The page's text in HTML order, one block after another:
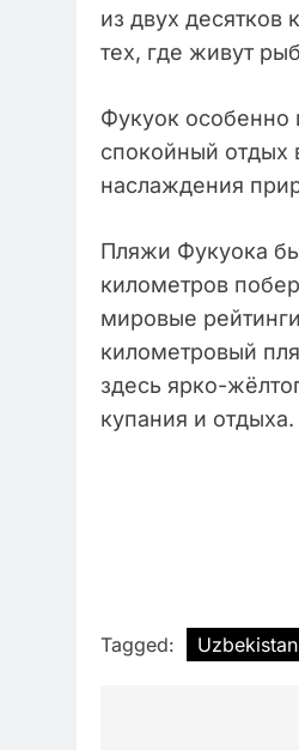
из двух
тех, где живут
Фукуок особенно
спокойный отдых
наслаждения
Пляжи Фукуока
километров
мировые
километровый
здесь ярко-
купания и отдыха.
Tagged: